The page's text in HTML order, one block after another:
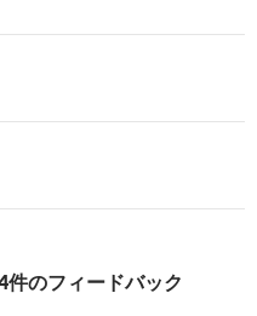
のフィードバック